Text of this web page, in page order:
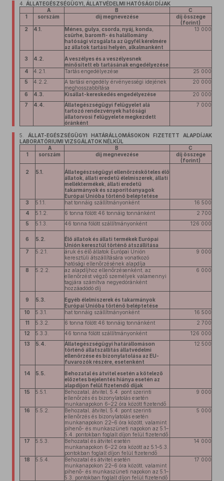
4. ÁLLATEGÉSZSÉGÜGYI, ÁLLATVÉDELMI HATÓSÁGI DÍJAK
A
B
C
1
sorszám díj megnevezése
díj összege
(forint)
2
4.1.
Ménes, gulya, csorda, nyáj, konda,
csürhe, baromfi- és halállomány
hatósági vizsgálata az ügyfél kérelmére
az állatok tartási helyén, alkalmanként
13 000
3 4.2.
A veszélyes és a veszélyesnek
minősített eb tartásának engedélyezése
4
4.2.1. Tartás engedélyezése
25 000
5
4.2.2.
A tartási engedély érvényességi idejének
meghosszabbítása
20 000
6 4.3. Kisállat-kereskedés engedélyezése
20 000
7
4.4.
Állategészségügyi felügyelet alá
tartozó rendezvények hatósági
állatorvosi felügyelete megkezdett
óránként
7 000
5.
ÁLLAT-EGÉSZSÉGÜGYI HATÁRÁLLOMÁSOKON FIZETETT ALAPDÍJAK
LABORATÓRIUMI VIZSGÁLATOK NÉLKÜL
A
B
C
1
sorszám díj megnevezése
díj összege
(forint)
2
5.1.
Állategészségügyi ellenőrzésköteles élő
állatok, állati eredetű élelmiszerek, állati
melléktermékek, állati eredetű
takarmányok és szaporítóanyagok
Európai Unióba történő beléptetése
3
5.1.1. hat tonnáig szállítmányonként
16 500
4
5.1.2. 6 tonna fölött 46 tonnáig tonnánként
2 700
5
5.1.3. 46 tonna fölött szállítmányonként 126 000
6 5.2.
Élő állatok és állati termékek Európai
Unión keresztül történő átszállítása
7
5.2.1.
áruk és élő állatok Európai Unión
keresztüli átszállítására vonatkozó
hatósági ellenőrzésének alapdíja
9 000
8 5.2.2.
az alapdíjhoz ellenőrzésenként, az
ellenőrzést végző személyek valamennyi
tagjára számítva negyedóránként
hozzáadódó díj
6 000
9 5.3.
Egyéb élelmiszerek és takarmányok
Európai Unióba történő beléptetése
10
5.3.1. hat tonnáig szállítmányonként
16 500
11
5.3.2. 6 tonna fölött 46 tonnáig tonnánként
2 700
12
5.3.3. 46 tonna fölött szállítmányonként
126 000
13
5.4.
Állategészségügyi határállomáson
történő állatszállítás állatvédelmi
ellenőrzése és bizonylatolása az EU-
fuvarozók részére, esetenként
12 500
14 5.5.
Behozatal és átvitel esetén a kötelező
előzetes bejelentés hiánya esetén az
alapdíjon felül fizetendő díjak
15
5.5.1.
Behozatal, átvitel, 5.4. pont szerinti
ellenőrzés és bizonylatolás esetén
munkanapokon 6–22 óra között fizetendő
9 000
16 5.5.2.
Behozatal, átvitel, 5.4. pont szerinti
ellenőrzés és bizonylatolás esetén
munkanapokon 22–6 óra között, valamint
pihenő- és munkaszüneti napokon az 5.1–
5.4. pontokban foglalt díjon felül fizetendő
5 000
17 5.5.3.
Behozatal és átvitel esetén
munkanapokon 6–22 óra között az 5.1–5.3.
pontokban foglalt díjon felül fizetendő
14 000
18 5.5.4.
Behozatal és átvitel esetén
munkanapokon 22–6 óra között, valamint
pihenő- és munkaszüneti napokon az 5.1–
5.3. pontokban foglalt díjon felül fizetendő
17 000